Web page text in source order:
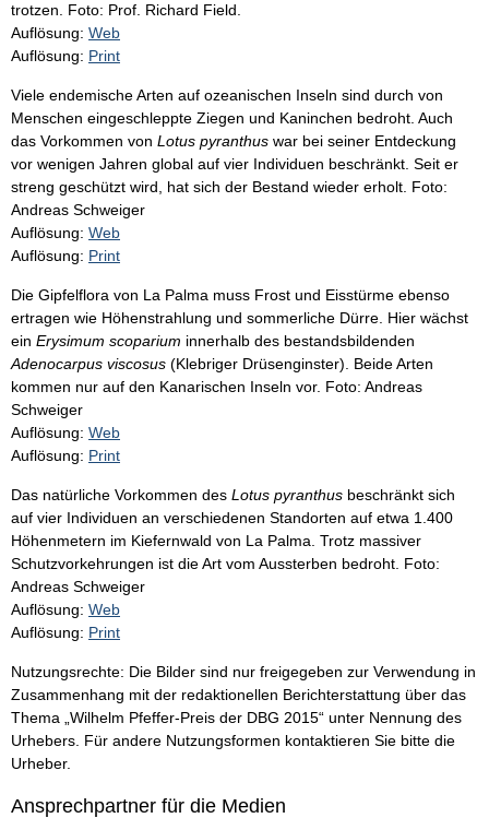
trotzen. Foto: Prof. Richard Field.
Auflösung: Web
Auflösung: Print
Viele endemische Arten auf ozeanischen Inseln sind durch von
Menschen eingeschleppte Ziegen und Kaninchen bedroht. Auch
das Vorkommen von Lotus pyranthus war bei seiner Entdeckung
vor wenigen Jahren global auf vier Individuen beschränkt. Seit er
streng geschützt wird, hat sich der Bestand wieder erholt. Foto:
Andreas Schweiger
Auflösung: Web
Auflösung: Print
Die Gipfelflora von La Palma muss Frost und Eisstürme ebenso
ertragen wie Höhenstrahlung und sommerliche Dürre. Hier wächst
ein Erysimum scoparium innerhalb des bestandsbildenden
Adenocarpus viscosus (Klebriger Drüsenginster). Beide Arten
kommen nur auf den Kanarischen Inseln vor. Foto: Andreas
Schweiger
Auflösung: Web
Auflösung: Print
Das natürliche Vorkommen des Lotus pyranthus beschränkt sich
auf vier Individuen an verschiedenen Standorten auf etwa 1.400
Höhenmetern im Kiefernwald von La Palma. Trotz massiver
Schutzvorkehrungen ist die Art vom Aussterben bedroht. Foto:
Andreas Schweiger
Auflösung: Web
Auflösung: Print
Nutzungsrechte: Die Bilder sind nur freigegeben zur Verwendung in
Zusammenhang mit der redaktionellen Berichterstattung über das
Thema „Wilhelm Pfeffer-Preis der DBG 2015“ unter Nennung des
Urhebers. Für andere Nutzungsformen kontaktieren Sie bitte die
Urheber.
Ansprechpartner für die Medien